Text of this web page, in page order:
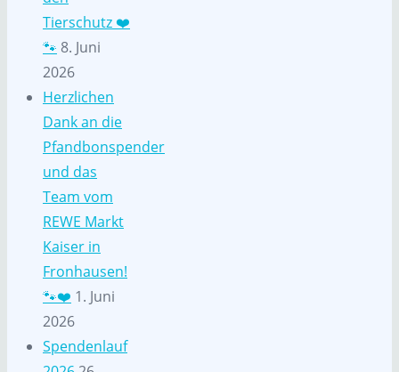
Tierschutz ❤️
🐾 8. Juni
2026
Herzlichen
Dank an die
Pfandbonspender
und das
Team vom
REWE Markt
Kaiser in
Fronhausen!
🐾❤️ 1. Juni
2026
Spendenlauf